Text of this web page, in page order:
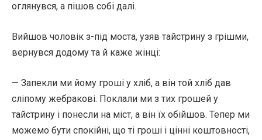
оглянувся, а пішов собі далі.
Вийшов чоловік з-під моста, узяв тайстрину з грішми,
вернувся додому та й каже жінці:
— Запекли ми йому гроші у хліб, а він той хліб дав
сліпому жебракові. Поклали ми з тих грошей у
тайстрину і понесли на міст, а він їх обійшов. Тепер ми
можемо бути спокійні, що ті гроші і цінні коштовності,